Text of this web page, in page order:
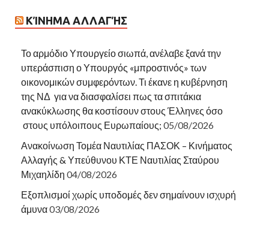
ΚΊΝΗΜΑ ΑΛΛΑΓΉΣ
Το αρμόδιο Υπουργείο σιωπά, ανέλαβε ξανά την
υπεράσπιση ο Υπουργός «μπροστινός» των
οικονομικών συμφερόντων. Τι έκανε η κυβέρνηση
της ΝΔ για να διασφαλίσει πως τα σπιτάκια
ανακύκλωσης θα κοστίσουν στους Έλληνες όσο
στους υπόλοιπους Ευρωπαίους; 05/08/2026
Ανακοίνωση Τομέα Ναυτιλίας ΠΑΣΟΚ – Κινήματος
Αλλαγής & Υπεύθυνου ΚΤΕ Ναυτιλίας Σταύρου
Μιχαηλίδη 04/08/2026
Εξοπλισμοί χωρίς υποδομές δεν σημαίνουν ισχυρή
άμυνα03/08/2026